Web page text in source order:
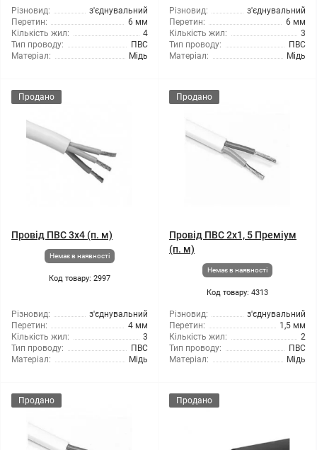
Різновид:
з'єднувальний
Перетин:
6 мм
Кількість жил:
4
Тип проводу:
ПВС
Матеріал:
Мідь
Різновид:
з'єднувальний
Перетин:
6 мм
Кількість жил:
3
Тип проводу:
ПВС
Матеріал:
Мідь
Продано
Провід ПВС 3x4 (п. м)
Немає в наявності
Код товару: 2997
Різновид:
з'єднувальний
Перетин:
4 мм
Кількість жил:
3
Тип проводу:
ПВС
Матеріал:
Мідь
Продано
Провід ПВС 2x1, 5 Преміум
(п. м)
Немає в наявності
Код товару: 4313
Різновид:
з'єднувальний
Перетин:
1,5 мм
Кількість жил:
2
Тип проводу:
ПВС
Матеріал:
Мідь
Продано Продано